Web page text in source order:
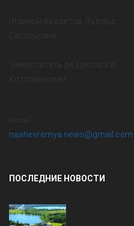
nashevremya.news@gmail.com
ПОСЛЕДНИЕ НОВОСТИ